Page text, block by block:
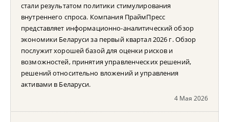
стали результатом политики стимулирования
внутреннего спроса. Компания ПраймПресс
представляет информационно-аналитический обзор
экономики Беларуси за первый квартал 2026 г. Обзор
послужит хорошей базой для оценки рисков и
возможностей, принятия управленческих решений,
решений относительно вложений и управления
активами в Беларуси.
4 Мая 2026